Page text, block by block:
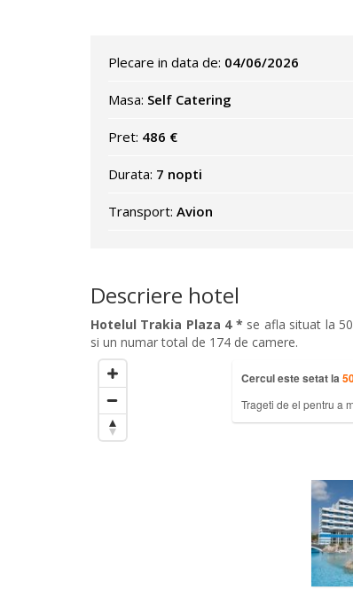
Plecare in data de: 04/06/2026
Masa: Self Catering
Pret: 486 €
Durata: 7 nopti
Transport: Avion
Descriere hotel
Hotelul Trakia Plaza 4 * se afla situat la
si un numar total de 174 de camere.
Cercul este setat la
Trageti de el pentru a